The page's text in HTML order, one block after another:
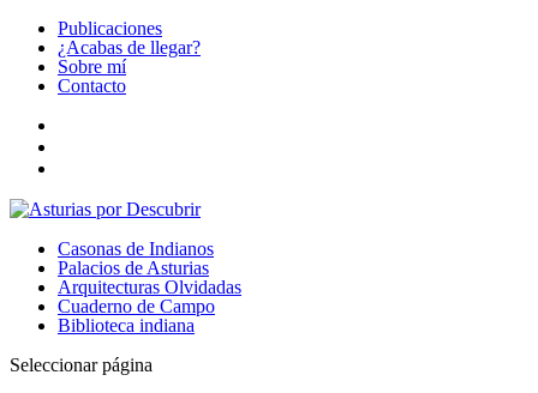
Publicaciones
¿Acabas de llegar?
Sobre mí
Contacto
Casonas de Indianos
Palacios de Asturias
Arquitecturas Olvidadas
Cuaderno de Campo
Biblioteca indiana
Seleccionar página